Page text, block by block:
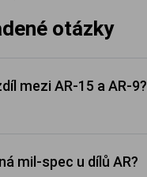
otázky
mezi AR-15 a AR-9?
mil-spec u dílů AR?